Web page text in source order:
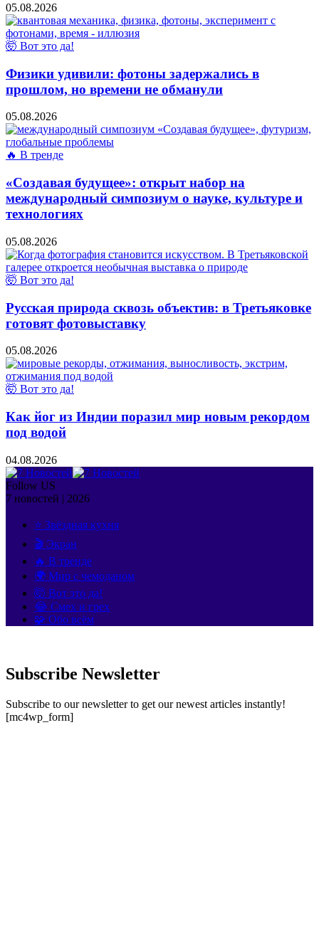
05.08.2026
🤯 Вот это да!
Физики удивили: фотоны задержались в
прошлом, но времени не обманули
05.08.2026
🔥 В тренде
«Создавая будущее»: открыт набор на
международный симпозиум о науке, культуре и
технологиях
05.08.2026
🤯 Вот это да!
Русская природа сквозь объектив: в Третьяковке
готовят фотовыставку
05.08.2026
🤯 Вот это да!
Как йог из Индии поразил мир новым рекордом
под водой
04.08.2026
Follow US
7 новостей | 2026
⭐ Звёздная кухня
🎬 Экран
🔥 В тренде
🌍 Мир с чемоданом
🤯 Вот это да!
😂 Смех и грех
🧩 Обо всём
Subscribe Newsletter
Subscribe to our newsletter to get our newest articles instantly!
[mc4wp_form]